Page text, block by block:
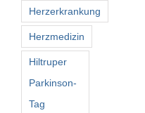
Herzerkrankung
Herzmedizin
Hiltruper
Parkinson-
Tag